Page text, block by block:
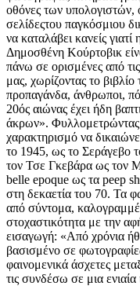
οθόνες των υπολογιστών,
σελίδεςτου παγκόσμιου
να καταλάβει κανείς
Δημοσθένη Κούρτοβικ
πάνω σε ορισμένες από
μας, χωρίζοντας το
προπαγάνδα, άνθρωποι,
20ός αιώνας έχει ήδη
άκρων». Φυλλομετρώντας
χαρακτηρισμό να
το 1945, ως το Σεράγεβο
τον Τσε Γκεβάρα ως τον
belle epoque ως τα peep
στη δεκαετία του 70. Τα
από σύντομα,
στοχαστικότητα με την
εισαγωγή: «Από χρόνια
βασισμένο σε
φαινομενικά άσχετες
τις συνδέσω σε μια